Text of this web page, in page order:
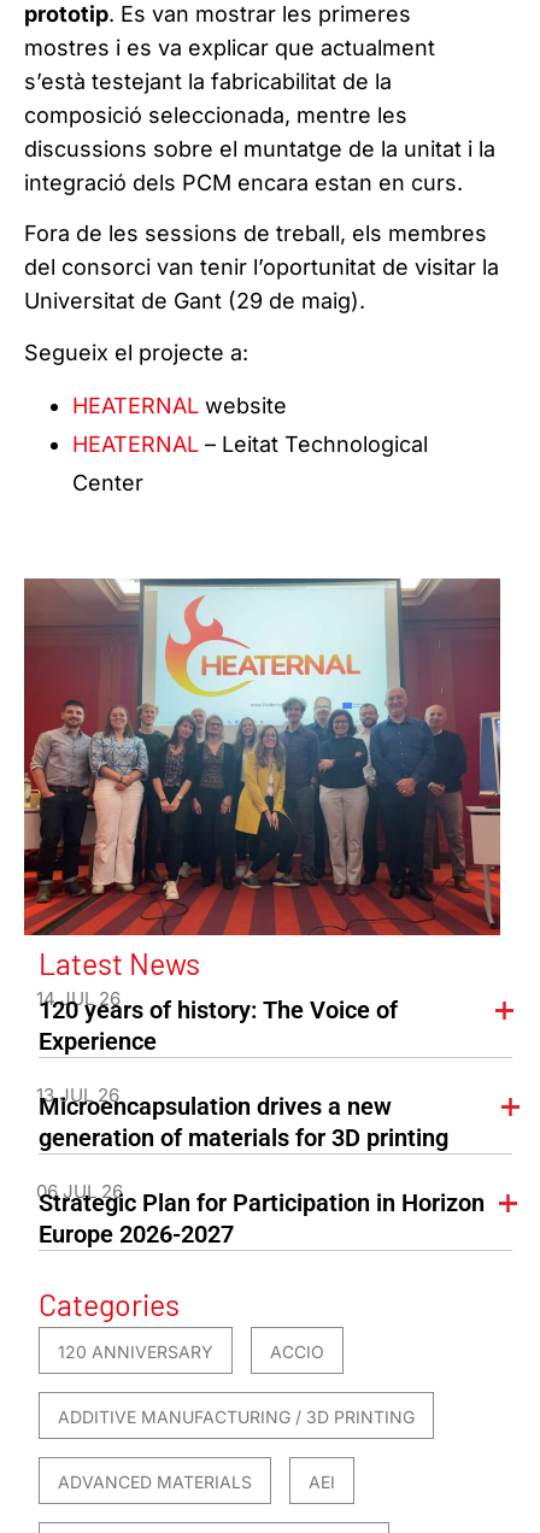
prototip. Es van mostrar les primeres
mostres i es va explicar que actualment
s’està testejant la fabricabilitat de la
composició seleccionada, mentre les
discussions sobre el muntatge de la unitat i la
integració dels PCM encara estan en curs.
Fora de les sessions de treball, els membres
del consorci van tenir l’oportunitat de visitar la
Universitat de Gant (29 de maig).
Segueix el projecte a:
HEATERNAL website
HEATERNAL – Leitat Technological
Center
Latest News
14 JUL 26
120 years of history: The Voice of
Experience
13 JUL 26
Microencapsulation drives a new
generation of materials for 3D printing
06 JUL 26
Strategic Plan for Participation in Horizon
Europe 2026-2027
Categories
120 ANNIVERSARY ACCIO
ADDITIVE MANUFACTURING / 3D PRINTING
ADVANCED MATERIALS AEI